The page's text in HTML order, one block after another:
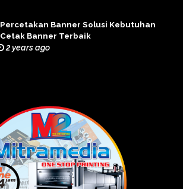
Percetakan Banner Solusi Kebutuhan
Cetak Banner Terbaik
2 years ago